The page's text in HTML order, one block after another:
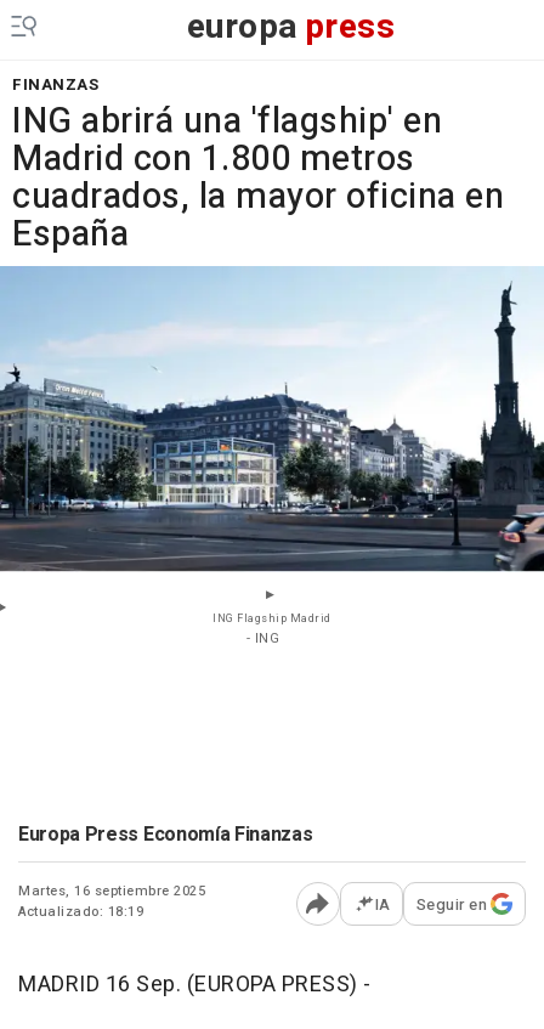
europa press
FINANZAS
ING abrirá una 'flagship' en
Madrid con 1.800 metros
cuadrados, la mayor oficina en
España
ING Flagship Madrid
- ING
Europa Press Economía Finanzas
Martes, 16 septiembre 2025
Actualizado: 18:19
Abrir opciones para
IA Seguir en
MADRID 16 Sep. (EUROPA PRESS) -